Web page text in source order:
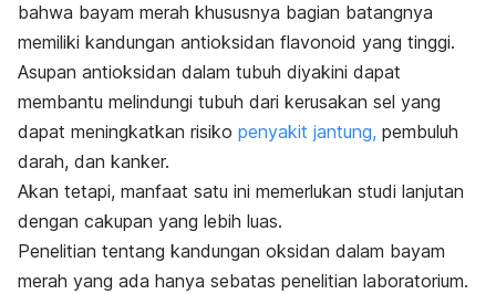
bahwa bayam merah khususnya bagian batangnya
memiliki kandungan antioksidan flavonoid yang tinggi.
Asupan antioksidan dalam tubuh diyakini dapat
membantu melindungi tubuh dari kerusakan sel yang
dapat meningkatkan risiko penyakit jantung, pembuluh
darah, dan kanker.
Akan tetapi, manfaat satu ini memerlukan studi lanjutan
dengan cakupan yang lebih luas.
Penelitian tentang kandungan oksidan dalam bayam
merah yang ada hanya sebatas penelitian laboratorium.